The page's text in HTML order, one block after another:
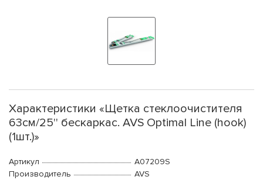
Характеристики «Щетка стеклоочистителя
63см/25'' бескаркас. AVS Optimal Line (hook)
(1шт.)»
Артикул
A07209S
Производитель
AVS